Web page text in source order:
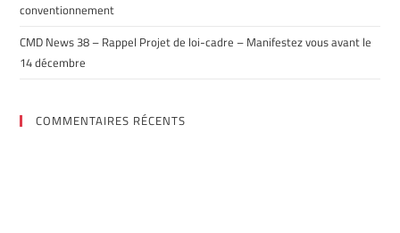
conventionnement
CMD News 38 – Rappel Projet de loi-cadre – Manifestez vous avant le
14 décembre
COMMENTAIRES RÉCENTS